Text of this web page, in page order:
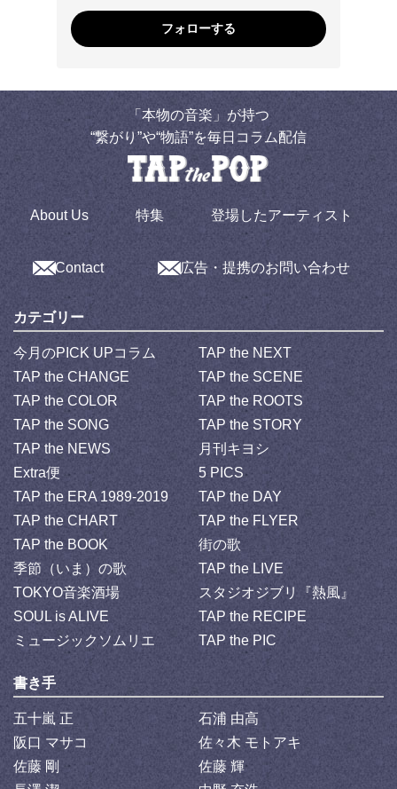
フォローする
「本物の音楽」が持つ
“繋がり”や“物語”を毎日コラム配信
About Us 特集 登場したアーティスト
Contact 広告・提携のお問い合わせ
カテゴリー
今月のPICK UPコラム
TAP the NEXT
TAP the CHANGE
TAP the SCENE
TAP the COLOR
TAP the ROOTS
TAP the SONG
TAP the STORY
TAP the NEWS
月刊キヨシ
Extra便
5 PICS
TAP the ERA 1989-2019
TAP the DAY
TAP the CHART
TAP the FLYER
TAP the BOOK
街の歌
季節（いま）の歌
TAP the LIVE
TOKYO音楽酒場
スタジオジブリ『熱風』
SOUL is ALIVE
TAP the RECIPE
ミュージックソムリエ
TAP the PIC
書き手
五十嵐 正
石浦 由高
阪口 マサコ
佐々木 モトアキ
佐藤 剛
佐藤 輝